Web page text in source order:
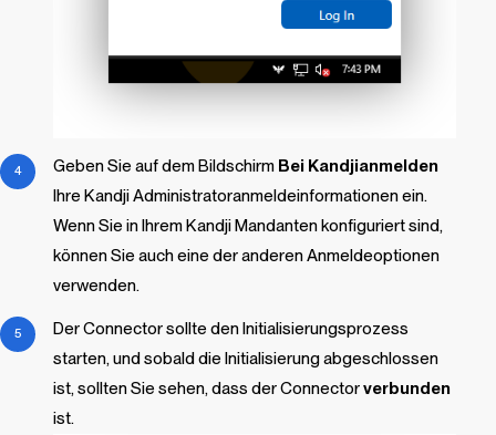
Geben Sie auf dem Bildschirm Bei Kandjianmelden
Ihre KandjiAdministratoranmeldeinformationen ein.
Wenn Sie in IhremKandjiMandanten konfiguriert sind,
können Sie auch eine der anderen Anmeldeoptionen
verwenden.
Der Connector sollte den Initialisierungsprozess
starten, und sobald die Initialisierung abgeschlossen
ist, sollten Sie sehen, dass der Connectorverbunden
ist.